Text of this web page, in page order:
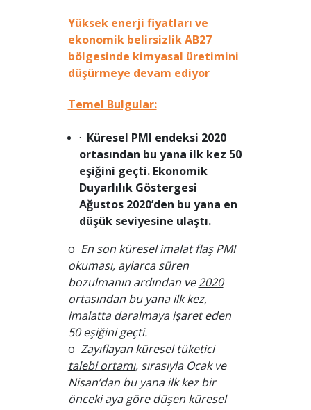
Yüksek enerji fiyatları ve
ekonomik belirsizlik AB27
bölgesinde kimyasal üretimini
düşürmeye devam ediyor
Temel Bulgular:
· Küresel PMI endeksi 2020
ortasından bu yana ilk kez 50
eşiğini geçti. Ekonomik
Duyarlılık Göstergesi
Ağustos 2020’den bu yana en
düşük seviyesine ulaştı.
o En son küresel imalat flaş PMI
okuması, aylarca süren
bozulmanın ardından ve2020
ortasından bu yana ilk kez,
imalatta daralmaya işaret eden
50 eşiğini geçti.
o Zayıflayan küresel tüketici
talebi ortamı, sırasıyla Ocak ve
Nisan’dan bu yana ilk kez bir
önceki aya göre düşen küresel